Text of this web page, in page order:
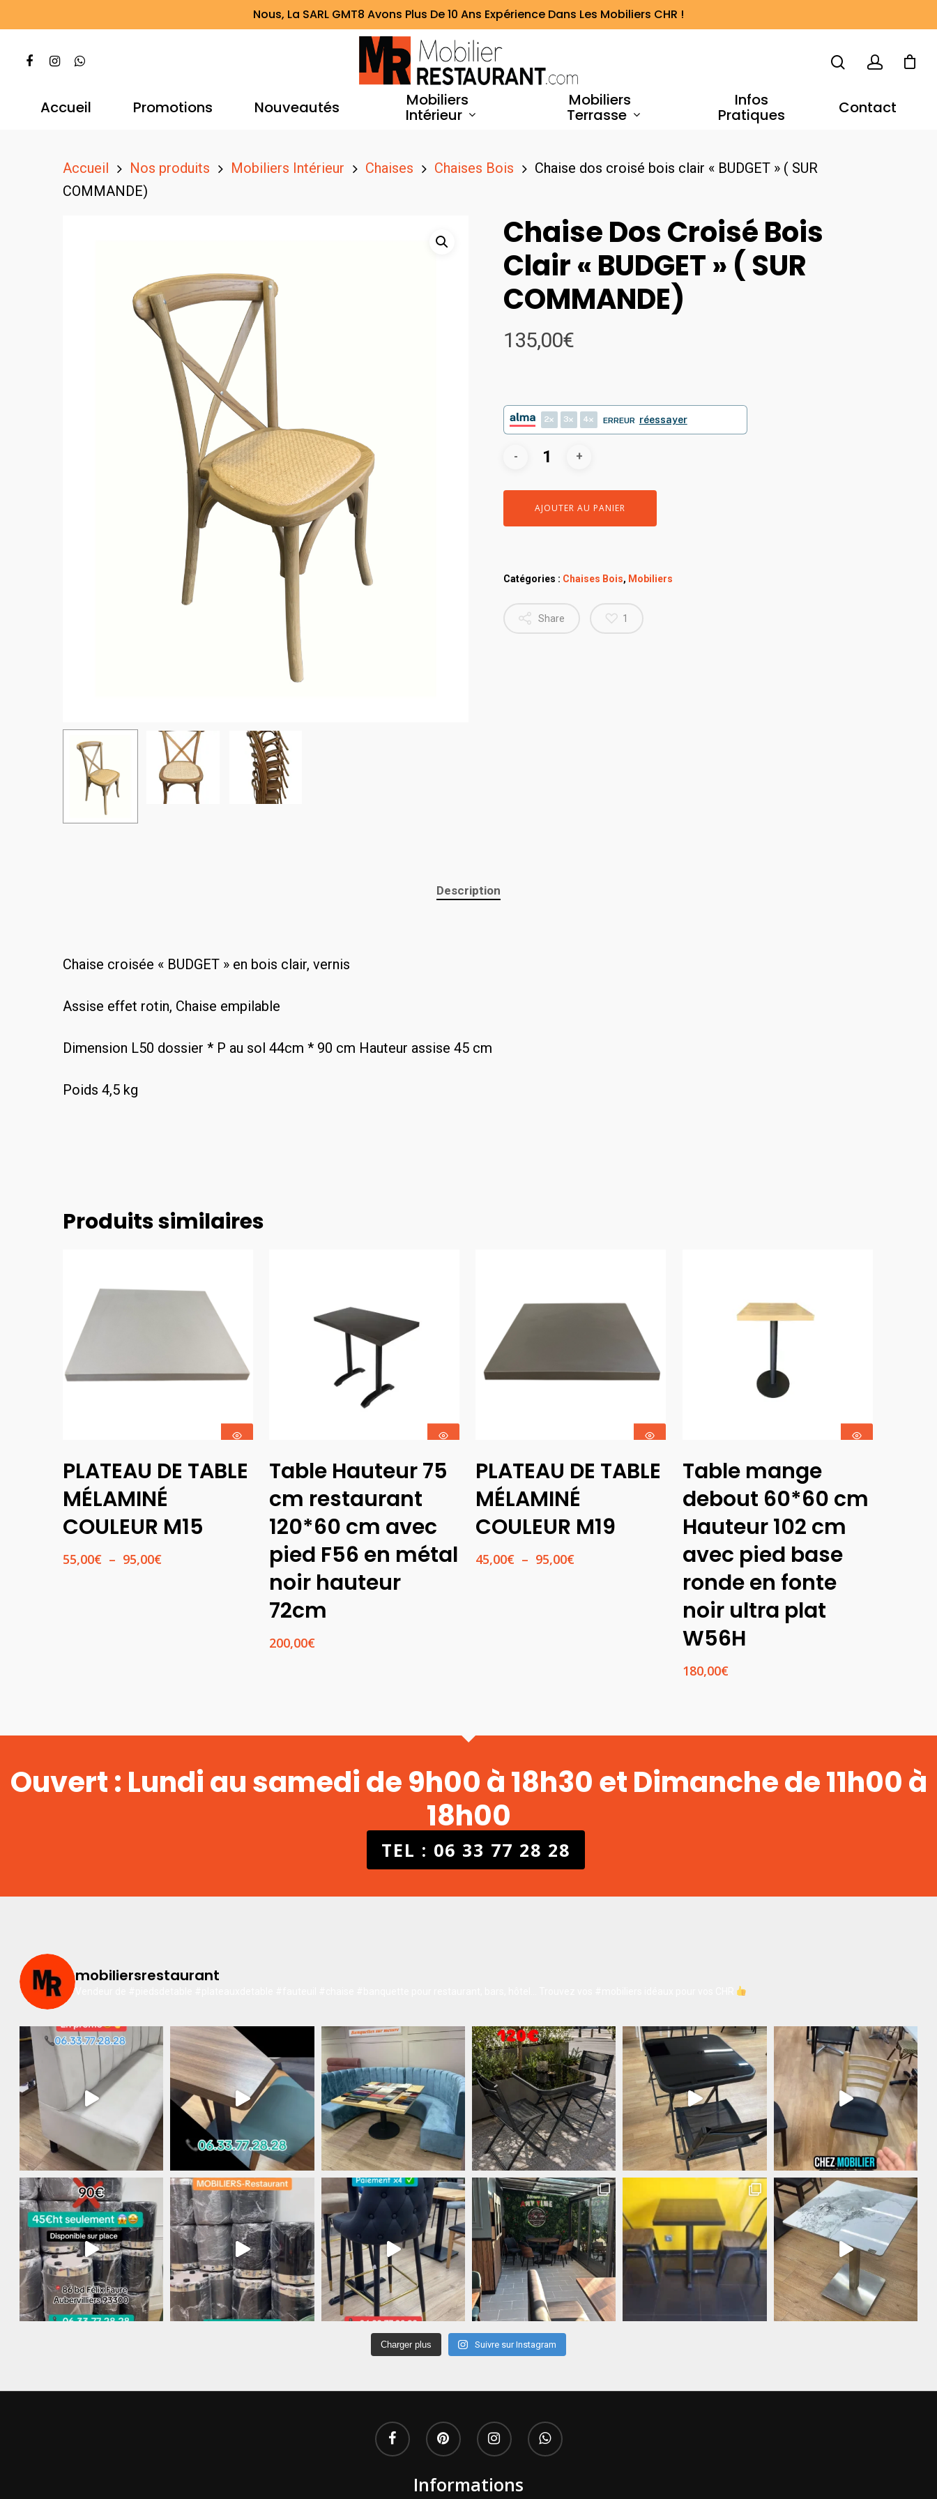
Nous, La SARL GMT8 Avons Plus De 10 Ans Expérience Dans Les Mobiliers CHR !
Hit enter to search or ESC to close
Accueil Promotions Nouveautés Mobiliers
Intérieur
Mobiliers
Terrasse
Infos
Pratiques Contact
Accueil Nos produits Mobiliers Intérieur Chaises Chaises Bois
Chaise dos croisé bois clair « BUDGET » ( SUR
COMMANDE)
Chaise Dos Croisé Bois
Clair « BUDGET » ( SUR
COMMANDE)
135,00€
2 3 4 ERREUR réessayer
AJOUTER AU PANIER
Catégories : Chaises Bois, Mobiliers
Share 1
Description
Chaise croisée « BUDGET » en bois clair, vernis
Assise effet rotin, Chaise empilable
Dimension L50 dossier * P au sol 44cm * 90 cm Hauteur assise 45 cm
Poids 4,5 kg
Produits similaires
Options
PLATEAU DE TABLE
MÉLAMINÉ
COULEUR M15
55,00€ – 95,00€Plage
Panier
Table Hauteur 75
cm restaurant
120*60 cm avec
pied F56 en métal
noir hauteur
72cm
200,00€
Options
PLATEAU DE TABLE
MÉLAMINÉ
COULEUR M19
45,00€ – 95,00€Plage
Panier
Table mange
debout 60*60 cm
Hauteur 102 cm
avec pied base
ronde en fonte
noir ultra plat
W56H
180,00€
Ouvert : Lundi au samedi de 9h00 à 18h30 et Dimanche de 11h00 à
18h00
TEL : 06 33 77 28 28
mobiliersrestaurant
Charger plus Suivre sur Instagram
Informations